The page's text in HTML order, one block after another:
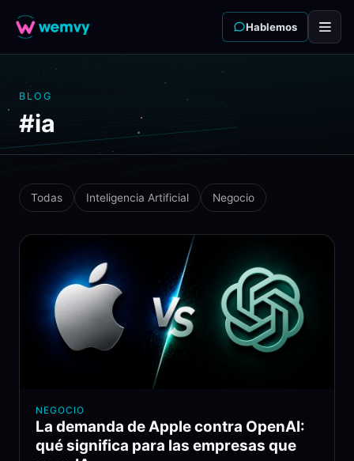
Hablemos
BLOG
#ia
Todas Inteligencia Artificial Negocio
NEGOCIO
La demanda de Apple contra OpenAI:
qué significa para las empresas que